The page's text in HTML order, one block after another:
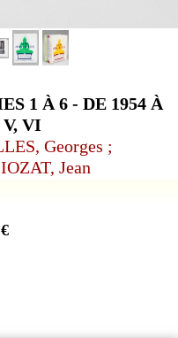
1 À 6 - DE 1954 À
VI
Georges ;
Jean
€